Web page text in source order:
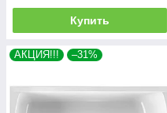
Купить
АКЦИЯ!!! –31%